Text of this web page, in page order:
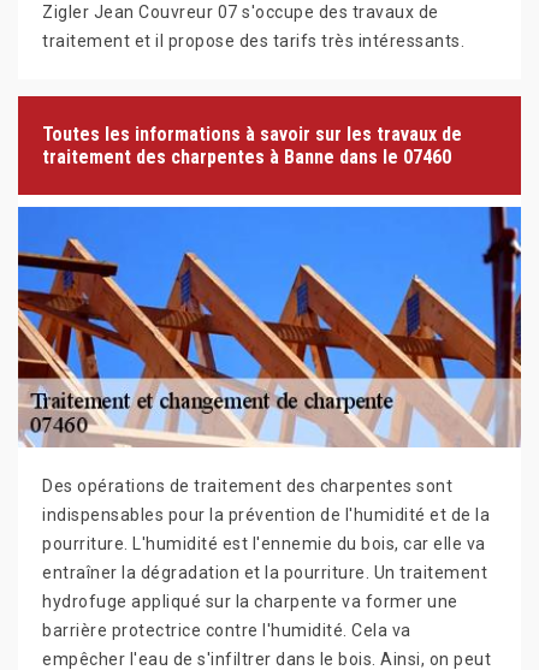
Zigler Jean Couvreur 07 s'occupe des travaux de
traitement et il propose des tarifs très intéressants.
Toutes les informations à savoir sur les travaux de
traitement des charpentes à Banne dans le 07460
Des opérations de traitement des charpentes sont
indispensables pour la prévention de l'humidité et de la
pourriture. L'humidité est l'ennemie du bois, car elle va
entraîner la dégradation et la pourriture. Un traitement
hydrofuge appliqué sur la charpente va former une
barrière protectrice contre l'humidité. Cela va
empêcher l'eau de s'infiltrer dans le bois. Ainsi, on peut